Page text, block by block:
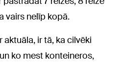
vairs nelīp kopā.
aktuāla, ir tā, ka cilvēki
ko mest konteineros,